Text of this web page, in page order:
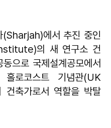
에서 추진 중인
의 새 연구소 건
으로 국제설계공모에서
로코스트 기념관(UK
축가로서 역할을 박탈